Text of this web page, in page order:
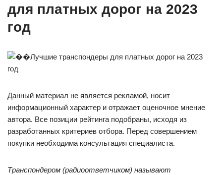
для платных дорог на 2023
год
Данный материал не является рекламой, носит
информационный характер и отражает оценочное мнение
автора. Все позиции рейтинга подобраны, исходя из
разработанных критериев отбора. Перед совершением
покупки необходима консультация специалиста.
Транспондером (радиоответчиком) называют